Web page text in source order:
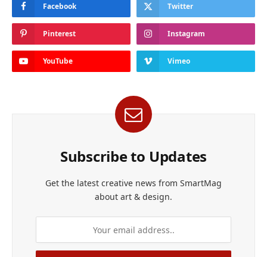
Facebook Twitter
Pinterest Instagram
YouTube Vimeo
Subscribe to Updates
Get the latest creative news from SmartMag
about art & design.